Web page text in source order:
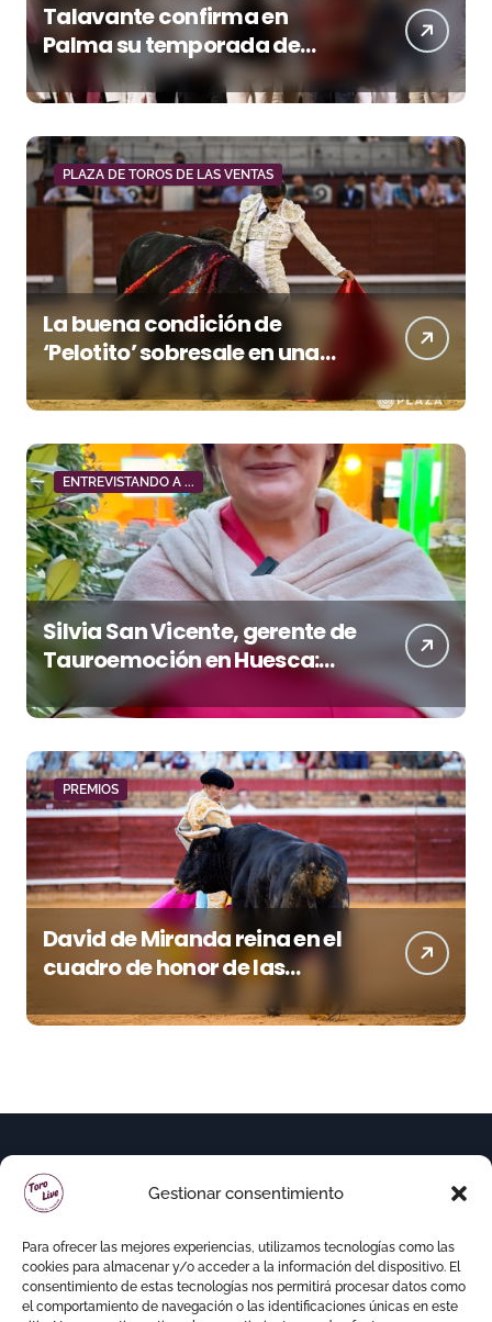
Gestionar consentimiento
Para ofrecer las mejores experiencias, utilizamos tecnologías como las
cookies para almacenar y/o acceder a la información del dispositivo. El
consentimiento de estas tecnologías nos permitirá procesar datos como
el comportamiento de navegación o las identificaciones únicas en este
Talavante confirma en
Palma su temporada de
figura y el palco niega el
premio a Roca Rey
PLAZA DE TOROS DE LAS VENTAS
La buena condición de
‘Pelotito’ sobresale en una
noche gris en Las Ventas
ENTREVISTANDO A ...
Silvia San Vicente, gerente de
Tauroemoción en Huesca:
«Todas las figuras del toreo
quieren venir a esta feria»
PREMIOS
David de Miranda reina en el
cuadro de honor de las
Colombinas 2026